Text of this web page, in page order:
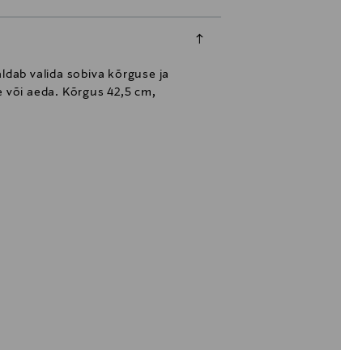
valida sobiva kõrguse ja
aeda. Kõrgus 42,5 cm,